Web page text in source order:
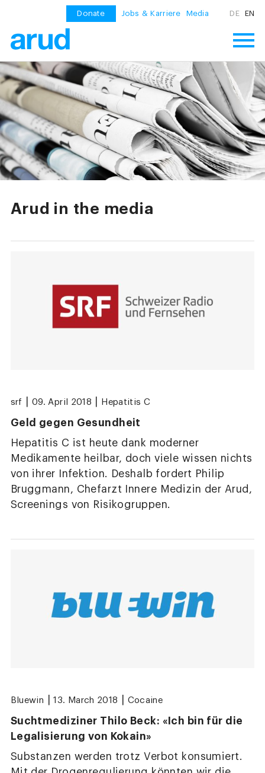
Donate Jobs & Karriere Media DE EN
Arud in the media
srf 09. April 2018 Hepatitis C
Geld gegen Gesundheit
Hepatitis C ist heute dank moderner
Medikamente heilbar, doch viele wissen nichts
von ihrer Infektion. Deshalb fordert Philip
Bruggmann, Chefarzt Innere Medizin der Arud,
Screenings von Risikogruppen.
Bluewin 13. March 2018 Cocaine
Suchtmediziner Thilo Beck: «Ich bin für die
Legalisierung von Kokain»
Substanzen werden trotz Verbot konsumiert.